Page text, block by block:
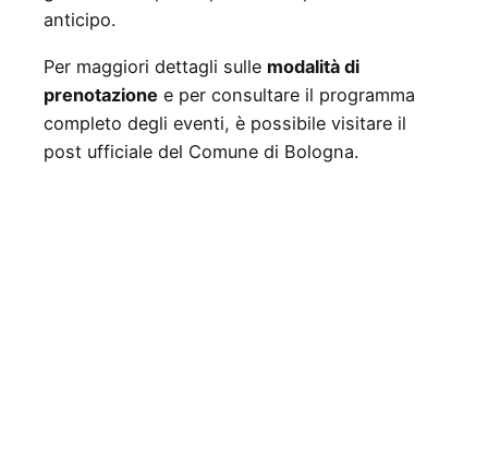
anticipo.
Per maggiori dettagli sulle modalità di
prenotazione e per consultare il programma
completo degli eventi, è possibile visitare il
post ufficiale del Comune di Bologna.